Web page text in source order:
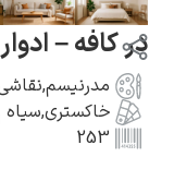
ادوارد
در کافه – ادوار
مدرنیسم,نقاشی
خاکستری,سیاه
253